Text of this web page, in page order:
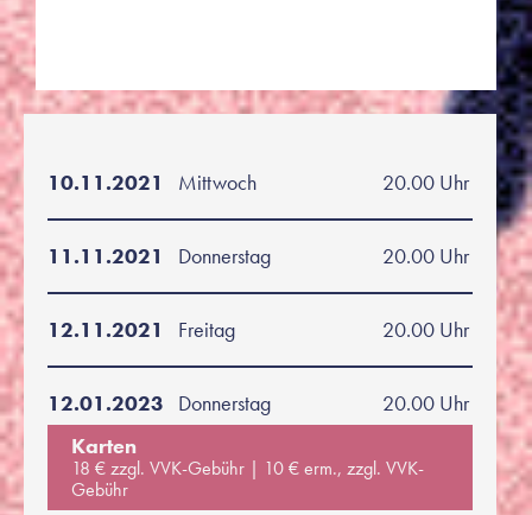
10.11.2021 Mittwoch 20.00 Uhr
11.11.2021 Donnerstag 20.00 Uhr
12.11.2021 Freitag 20.00 Uhr
12.01.2023 Donnerstag
20.00 Uhr
Karten
18 € zzgl. VVK-Gebühr
10 € erm., zzgl. VVK-
Gebühr